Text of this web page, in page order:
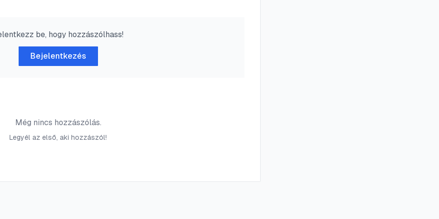
be, hogy hozzászólhass!
Bejelentkezés
Még nincs hozzászólás.
Legyél az első, aki hozzászól!